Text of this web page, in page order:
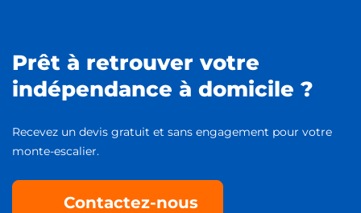
Prêt à retrouver votre
indépendance à domicile ?
Recevez un devis gratuit et sans engagement pour votre
monte-escalier.
Contactez-nous